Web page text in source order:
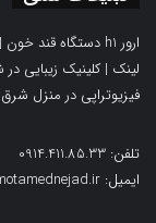
ارور h1 دستگاه قند خون |
لینک |کلینیک زیبایی
فیزیوتراپی در منزل شرق
تلفن: 0914.411.85.33
ایمیل: info@drmotamednejad.ir